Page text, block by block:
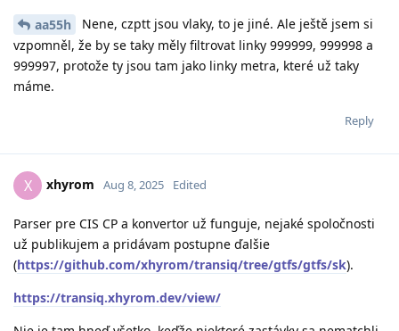
aa55h
Nene, czptt jsou vlaky, to je jiné. Ale ještě jsem si
vzpomněl, že by se taky měly filtrovat linky 999999, 999998 a
999997, protože ty jsou tam jako linky metra, které už taky
máme.
Reply
X xhyrom Aug 8, 2025 Edited
Parser pre CIS CP a konvertor už funguje, nejaké spoločnosti
už publikujem a pridávam postupne ďalšie
(https://github.com/xhyrom/transiq/tree/gtfs/gtfs/sk).
https://transiq.xhyrom.dev/view/